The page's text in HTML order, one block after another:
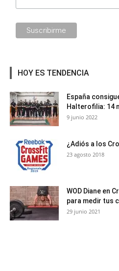
HOY ES TENDENCIA
España
Halterofilia: 14
9 junio 2022
¿Adiós a los
23 agosto 2018
WOD Diane en
para medir tus
29 junio 2021